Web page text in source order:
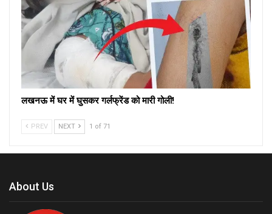
लखनऊ में घर में घुसकर गर्लफ्रेंड को मारी गोली!
PREV NEXT 1 of 71
About Us